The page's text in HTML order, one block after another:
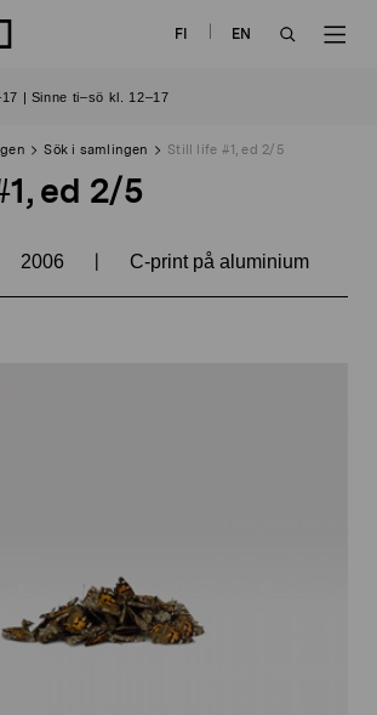
FI
EN
| Sinne ti–sö kl. 12–17
Sök i samlingen Still life #1, ed 2/5
ed 2/5
2006 | C-print på aluminium